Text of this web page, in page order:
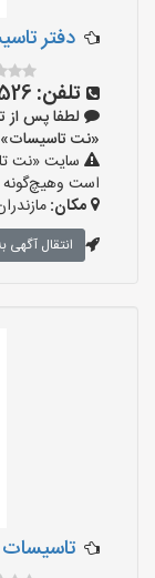
دفتر
تلفن:
لطفا پس از
«نت تاسیسات» دیده
سایت «نت
است وهیچ‌گونه
مکان:
انتقال آگهی
تاسیسات